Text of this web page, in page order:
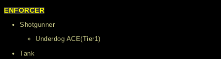
ENFORCER
Shotgunner
Underdog ACE(Tier1)
Tank